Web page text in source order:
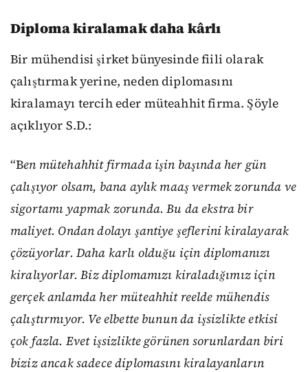
Diploma kiralamak daha kârlı
Bir mühendisi şirket bünyesinde fiili olarak
çalıştırmak yerine, neden diplomasını
kiralamayı tercih eder müteahhit firma. Şöyle
açıklıyor S.D.:
“Ben mütehahhit firmada işin başında her gün
çalışıyor olsam, bana aylık maaş vermek zorunda ve
sigortamı yapmak zorunda. Bu da ekstra bir
maliyet. Ondan dolayı şantiye şeflerini kiralayarak
çözüyorlar. Daha karlı olduğu için diplomanızı
kiralıyorlar. Biz diplomamızı kiraladığımız için
gerçek anlamda her müteahhit reelde mühendis
çalıştırmıyor. Ve elbette bunun da işsizlikte etkisi
çok fazla. Evet işsizlikte görünen sorunlardan biri
biziz ancak sadece diplomasını kiralayanların